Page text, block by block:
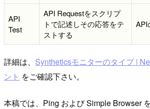
API
Test
API Requestをスクリプ
トで記述しその応答をテ
ストする
API
詳細は、 Syntheticsモニターのタイプ |
ント をご確認下さい。
本稿では、Ping および Simple Browser